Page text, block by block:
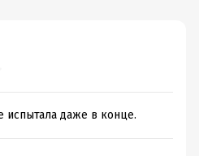
испытала даже в конце.